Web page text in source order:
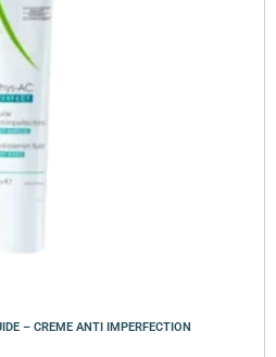
– CREME ANTI IMPERFECTION